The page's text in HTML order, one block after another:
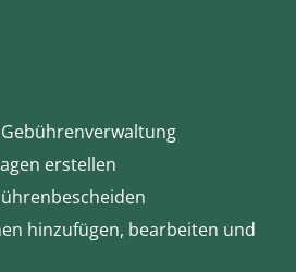
erstellen
hinzufügen, bearbeiten und